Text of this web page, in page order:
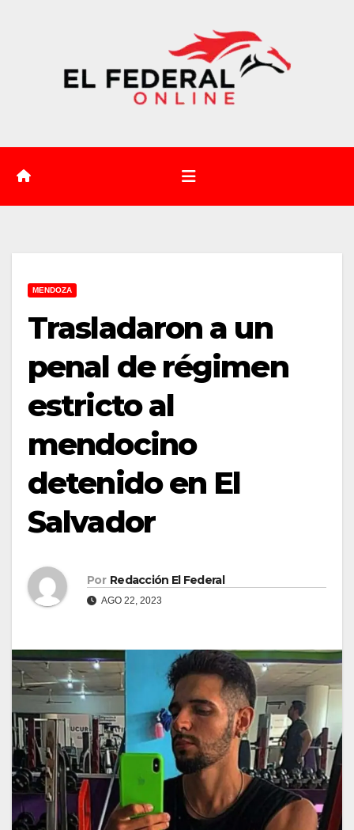
MENDOZA
Trasladaron a un
penal de régimen
estricto al
mendocino
detenido en El
Salvador
Por Redacción El Federal
AGO 22, 2023